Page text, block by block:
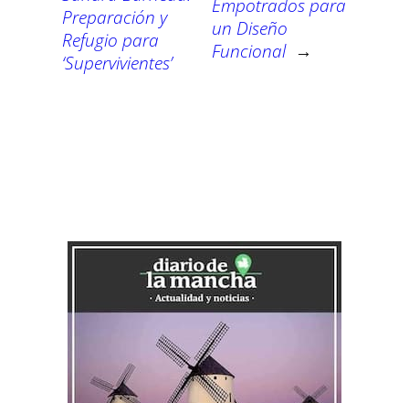
Preparación y
Refugio para
‘Supervivientes’
Empotrados para
un Diseño
Funcional →